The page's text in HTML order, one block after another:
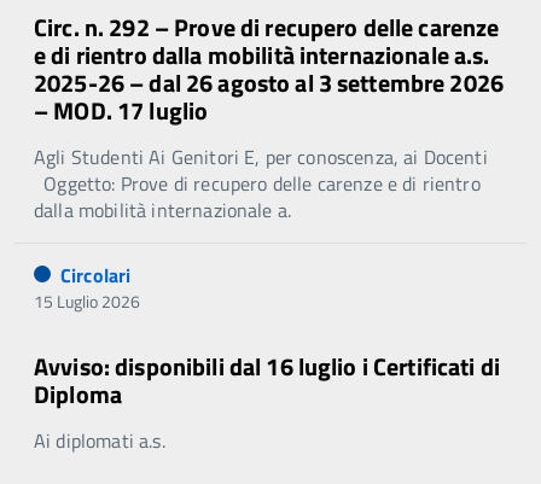
Circ. n. 292 – Prove di recupero delle carenze
e di rientro dalla mobilità internazionale a.s.
2025-26 – dal 26 agosto al 3 settembre 2026
– MOD. 17 luglio
Agli Studenti Ai Genitori E, per conoscenza, ai Docenti
Oggetto: Prove di recupero delle carenze e di rientro
dalla mobilità internazionale a.
Circolari
15 Luglio 2026
Avviso: disponibili dal 16 luglio i Certificati di
Diploma
Ai diplomati a.s.